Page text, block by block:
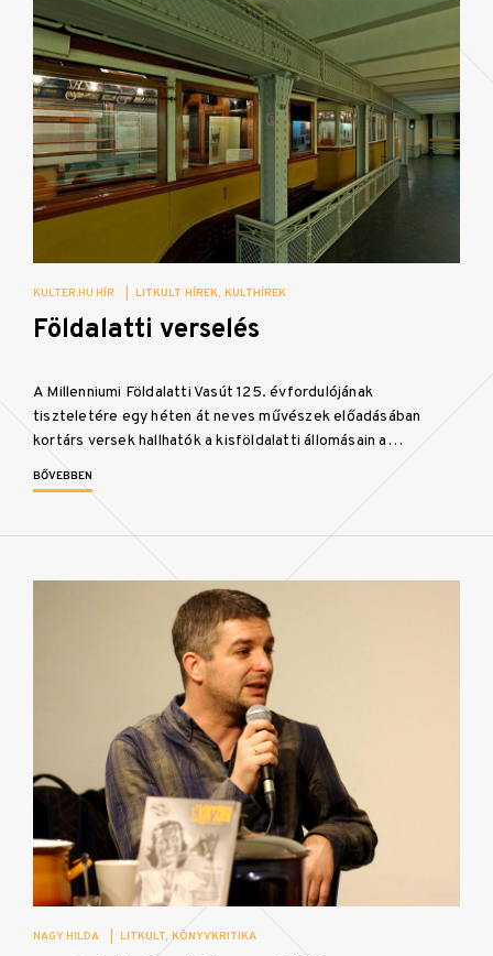
KULTER.HU HÍR LITKULT HÍREK KULTHÍREK
Földalatti verselés
A Millenniumi Földalatti Vasút 125. évfordulójának
tiszteletére egy héten át neves művészek előadásában
kortárs versek hallhatók a kisföldalatti állomásain a…
BŐVEBBEN
NAGY HILDA LITKULT KÖNYVKRITIKA